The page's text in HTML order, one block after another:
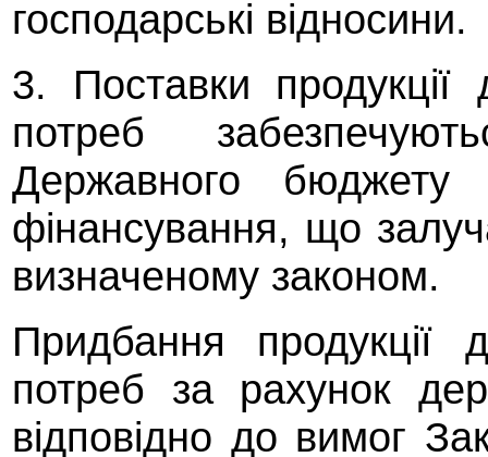
господарські відносини.
3. Поставки продукції
потреб
Державного
фінансування, що
визначеному законом.
Придбання продукції
потреб за рахунок
відповідно до вимог